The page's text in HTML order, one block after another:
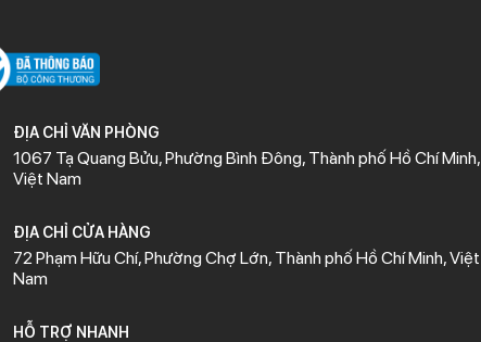
ĐỊA CHỈ VĂN PHÒNG
1067 Tạ Quang Bửu, Phường Bình Đông, Thành phố Hồ Chí Minh,
Việt Nam
ĐỊA CHỈ CỬA HÀNG
72 Phạm Hữu Chí, Phường Chợ Lớn, Thành phố Hồ Chí Minh, Việt
Nam
HỖ TRỢ NHANH